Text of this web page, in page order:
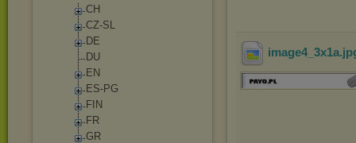
CH
CZ-SL
DE
DU
EN
ES-PG
FIN
FR
GR
image4_3x1a